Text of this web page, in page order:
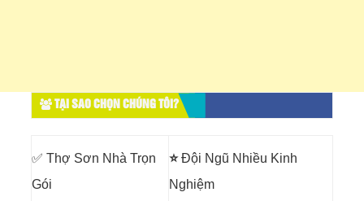
TẠI SAO CHỌN CHÚNG TÔI?
✅ Thợ Sơn Nhà Trọn
Gói
⭐Đội Ngũ Nhiều Kinh
Nghiệm